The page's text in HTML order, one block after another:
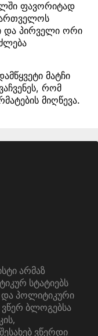
ფავორიტად
და პირველი ორი
მატჩი
რომ
მიღწევა.
არმაზ
სტატიებს
და პოლიტიკური
ვწერ ბლოგებსა
ვწერდი